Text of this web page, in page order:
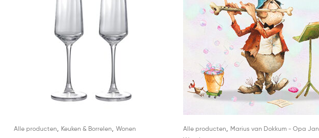
Alle producten, Keuken & Borrelen, Wonen Alle producten, Marius van Dokkum - Opa Jan